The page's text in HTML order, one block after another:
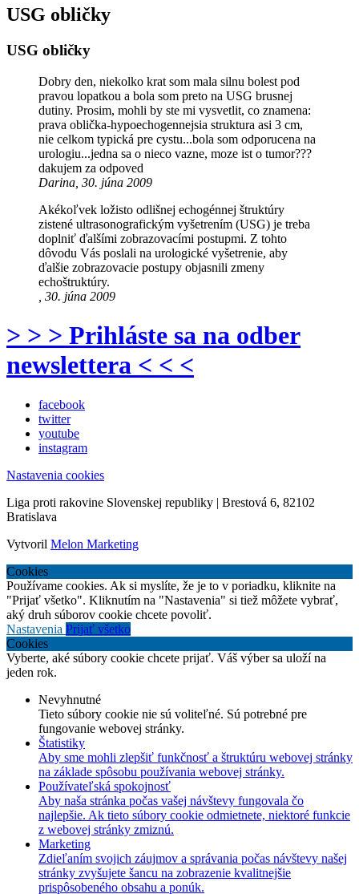
USG obličky
USG obličky
Dobry den, niekolko krat som mala silnu bolest pod
pravou lopatkou a bola som preto na USG brusnej
dutiny. Prosim, mohli by ste mi vysvetlit, co znamena:
prava oblička-hypoechogennejsia struktura asi 3 cm,
nie celkom typická pre cystu...bola som odporucena na
urologiu...jedna sa o nieco vazne, moze ist o tumor???
dakujem za odpoved
Darina, 30. júna 2009
Akékoľvek ložisto odlišnej echogénnej štruktúry
zistené ultrasonografickým vyšetrením (USG) je treba
doplniť ďalšími zobrazovacími postupmi. Z tohto
dôvodu Vás poslali na urologické vyšetrenie, aby
ďalšie zobrazovacie postupy objasnili zmeny
echoštruktúry.
, 30. júna 2009
> > > Prihláste sa na odber
newslettera < < <
facebook
twitter
youtube
instagram
Nastavenia cookies
Liga proti rakovine Slovenskej republiky | Brestová 6, 82102
Bratislava
Vytvoril Melon Marketing
Cookies
Používame cookies. Ak si myslíte, že je to v poriadku, kliknite na
"Prijať všetko". Kliknutím na "Nastavenia" si tiež môžete vybrať,
aký druh súborov cookie chcete povoliť.
Nastavenia Prijať všetko
Cookies
Vyberte, aké súbory cookie chcete prijať. Váš výber sa uloží na
jeden rok.
Nevyhnutné
Tieto súbory cookie nie sú voliteľné. Sú potrebné pre
fungovanie webovej stránky.
Štatistiky
Aby sme mohli zlepšiť funkčnosť a štruktúru webovej stránky
na základe spôsobu používania webovej stránky.
Používateľská spokojnosť
Aby naša stránka počas vašej návštevy fungovala čo
najlepšie. Ak tieto súbory cookie odmietnete, niektoré funkcie
z webovej stránky zmiznú.
Marketing
Zdieľaním svojich záujmov a správania počas návštevy našej
stránky zvyšujete šancu na zobrazenie kvalitnejšie
prispôsobeného obsahu a ponúk.